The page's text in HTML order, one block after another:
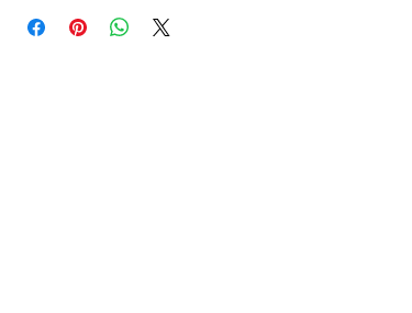
Síguenos enInstagram
Será responsabilidad del inquilino el pago de la cuota